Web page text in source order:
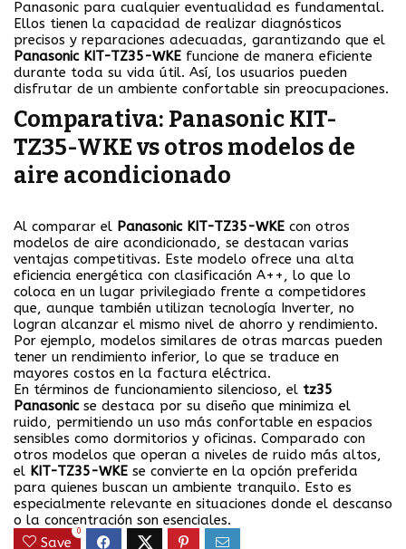
Panasonic para cualquier eventualidad es fundamental.
Ellos tienen la capacidad de realizar diagnósticos
precisos y reparaciones adecuadas, garantizando que el
Panasonic KIT-TZ35-WKE funcione de manera eficiente
durante toda su vida útil. Así, los usuarios pueden
disfrutar de un ambiente confortable sin preocupaciones.
Comparativa: Panasonic KIT-
TZ35-WKE vs otros modelos de
aire acondicionado
Al comparar el Panasonic KIT-TZ35-WKE con otros
modelos de aire acondicionado, se destacan varias
ventajas competitivas. Este modelo ofrece una alta
eficiencia energética con clasificación A++, lo que lo
coloca en un lugar privilegiado frente a competidores
que, aunque también utilizan tecnología Inverter, no
logran alcanzar el mismo nivel de ahorro y rendimiento.
Por ejemplo, modelos similares de otras marcas pueden
tener un rendimiento inferior, lo que se traduce en
mayores costos en la factura eléctrica.
En términos de funcionamiento silencioso, el tz35
Panasonicse destaca por su diseño que minimiza el
ruido, permitiendo un uso más confortable en espacios
sensibles como dormitorios y oficinas. Comparado con
otros modelos que operan a niveles de ruido más altos,
el KIT-TZ35-WKE se convierte en la opción preferida
para quienes buscan un ambiente tranquilo. Esto es
especialmente relevante en situaciones donde el descanso
o la concentración son esenciales.
Save
0